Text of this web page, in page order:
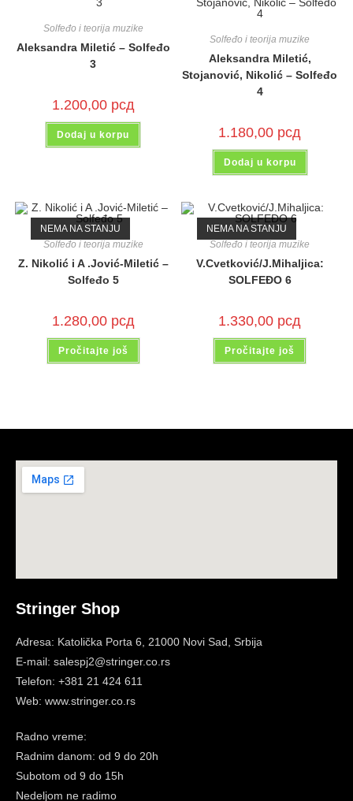
Solfeđo i teorija muzike
Aleksandra Miletić – Solfeđo
3
1.200,00 рсд
Dodaj u korpu
Solfeđo i teorija muzike
Aleksandra Miletić,
Stojanović, Nikolić – Solfeđo
4
1.180,00 рсд
Dodaj u korpu
NEMA NA STANJU
Solfeđo i teorija muzike
Z. Nikolić i A .Jović-Miletić –
Solfeđo 5
1.280,00 рсд
Pročitajte još
NEMA NA STANJU
Solfeđo i teorija muzike
V.Cvetković/J.Mihaljica:
SOLFEĐO 6
1.330,00 рсд
Pročitajte još
Stringer Shop
Adresa: Katolička Porta 6, 21000 Novi Sad, Srbija
E-mail: salespj2@stringer.co.rs
Telefon: +381 21 424 611
Web: www.stringer.co.rs
Radno vreme:
Radnim danom: od 9 do 20h
Subotom od 9 do 15h
Nedeljom ne radimo